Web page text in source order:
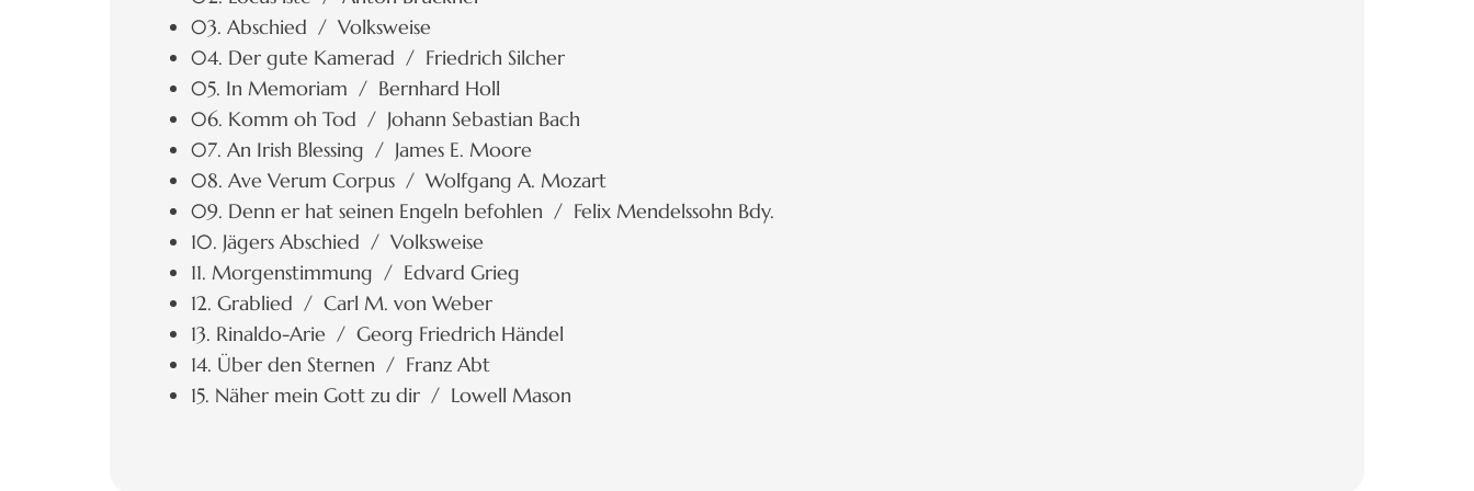
03. Abschied / Volksweise
04. Der gute Kamerad / Friedrich Silcher
05. In Memoriam / Bernhard Holl
06. Komm oh Tod / Johann Sebastian Bach
07. An Irish Blessing / James E. Moore
08. Ave Verum Corpus / Wolfgang A. Mozart
09. Denn er hat seinen Engeln befohlen / Felix Mendelssohn Bdy.
10. Jägers Abschied / Volksweise
11. Morgenstimmung / Edvard Grieg
12. Grablied / Carl M. von Weber
13. Rinaldo-Arie / Georg Friedrich Händel
14. Über den Sternen / Franz Abt
15. Näher mein Gott zu dir / Lowell Mason